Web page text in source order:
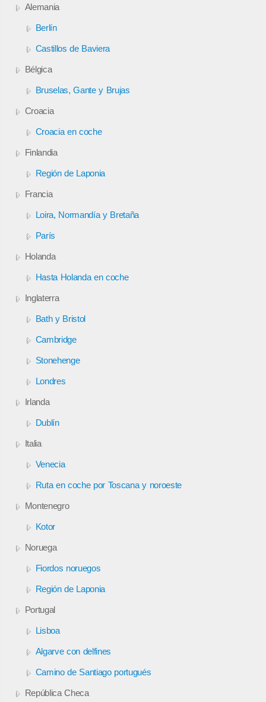
Alemania
Berlín
Castillos de Baviera
Bélgica
Bruselas, Gante y Brujas
Croacia
Croacia en coche
Finlandia
Región de Laponia
Francia
Loira, Normandía y Bretaña
París
Holanda
Hasta Holanda en coche
Inglaterra
Bath y Bristol
Cambridge
Stonehenge
Londres
Irlanda
Dublín
Italia
Venecia
Ruta en coche por Toscana y noroeste
Montenegro
Kotor
Noruega
Fiordos noruegos
Región de Laponia
Portugal
Lisboa
Algarve con delfines
Camino de Santiago portugués
República Checa